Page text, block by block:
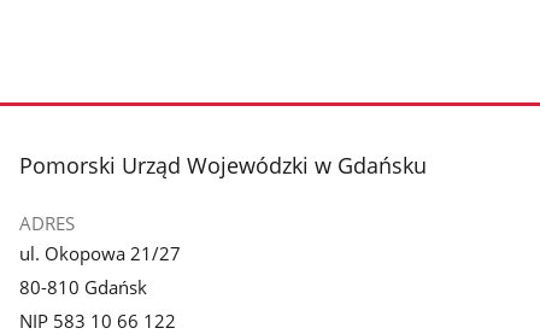
stopka
Pomorski Urząd Wojewódzki w Gdańsku
ADRES
ul. Okopowa 21/27
80-810 Gdańsk
NIP 583 10 66 122